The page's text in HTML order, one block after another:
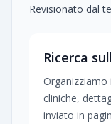
Revisionato dal
Ricerca
Organizziamo
cliniche,
inviato in